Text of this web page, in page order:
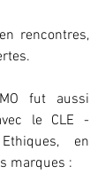
rencontres,
fut aussi
le CLE -
en
marques :